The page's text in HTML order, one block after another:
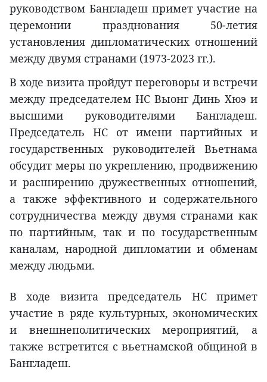
руководством Бангладеш примет участие на
церемонии празднования 50-летия
установления дипломатических отношений
между двумя странами (1973-2023 гг.).
В ходе визита пройдут переговоры и встречи
между председателем НС Выонг Динь Хюэ и
высшими руководителями Бангладеш.
Председатель НС от имени партийных и
государственных руководителей Вьетнама
обсудит меры по укреплению, продвижению
и расширению дружественных отношений,
а также эффективного и содержательного
сотрудничества между двумя странами как
по партийным, так и по государственным
каналам, народной дипломатии и обменам
между людьми.
В ходе визита председатель НС примет
участие в ряде культурных, экономических
и внешнеполитических мероприятий, а
также встретится с вьетнамской общиной в
Бангладеш.